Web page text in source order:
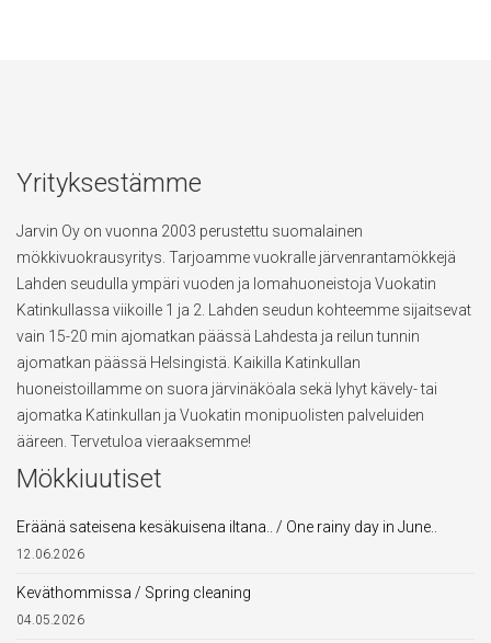
Yrityksestämme
Jarvin Oy on vuonna 2003 perustettu suomalainen
mökkivuokrausyritys. Tarjoamme vuokralle järvenrantamökkejä
Lahden seudulla ympäri vuoden ja lomahuoneistoja Vuokatin
Katinkullassa viikoille 1 ja 2. Lahden seudun kohteemme sijaitsevat
vain 15-20 min ajomatkan päässä Lahdesta ja reilun tunnin
ajomatkan päässä Helsingistä. Kaikilla Katinkullan
huoneistoillamme on suora järvinäköala sekä lyhyt kävely- tai
ajomatka Katinkullan ja Vuokatin monipuolisten palveluiden
ääreen. Tervetuloa vieraaksemme!
Mökkiuutiset
Eräänä sateisena kesäkuisena iltana.. / One rainy day in June..
12.06.2026
Keväthommissa / Spring cleaning
04.05.2026